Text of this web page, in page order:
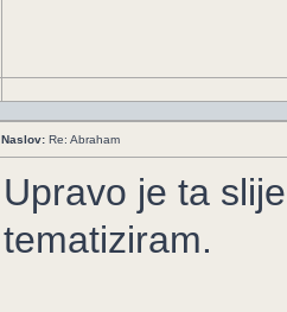
Naslov: Re: Abraham
Upravo je ta
tematiziram.